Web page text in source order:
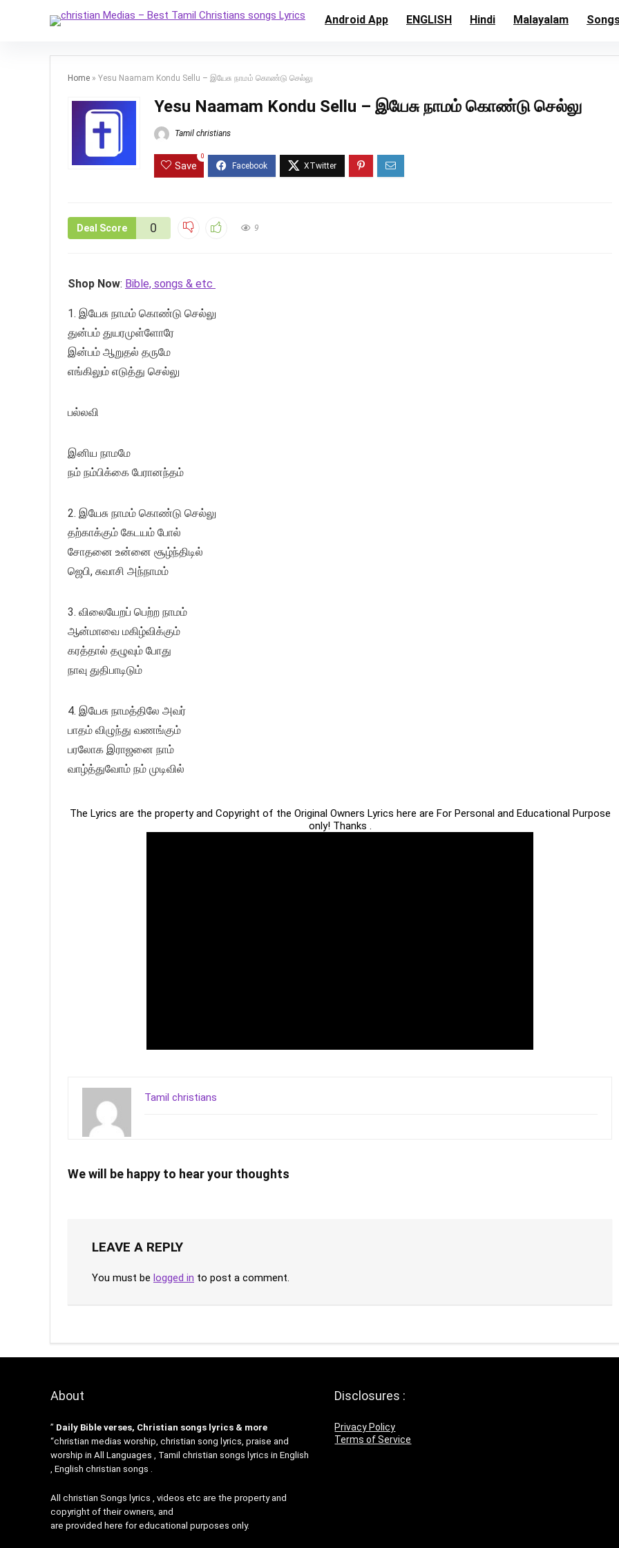
Android App ENGLISH Hindi Malayalam
Home » Yesu Naamam Kondu Sellu – இயேசு நாமம் கொண்டு செல்லு
Yesu Naamam Kondu Sellu – இயேசு நாமம் கொண்டு செல்லு
Tamil christians
Save
0
Deal Score 0 9
Shop Now: Bible, songs & etc
1. இயேசு நாமம் கொண்டு செல்லு
துன்பம் துயரமுள்ளோரே
இன்பம் ஆறுதல் தருமே
எங்கிலும் எடுத்து செல்லு
பல்லவி
இனிய நாமமே
நம் நம்பிக்கை பேரானந்தம்
2. இயேசு நாமம் கொண்டு செல்லு
தற்காக்கும் கேடயம் போல்
சோதனை உன்னை சூழ்ந்திடில்
ஜெபி, சுவாசி அந்நாமம்
3. விலையேறப் பெற்ற நாமம்
ஆன்மாவை மகிழ்விக்கும்
கரத்தால் தழுவும் போது
நாவு துதிபாடிடும்
4. இயேசு நாமத்திலே அவர்
பாதம் விழுந்து வணங்கும்
பரலோக இராஜனை நாம்
வாழ்த்துவோம் நம் முடிவில்
The Lyrics are the property and Copyright of the Original Owners Lyrics here are For Personal and Educational Purpose
only! Thanks .
Tamil christians
We will be happy to hear your thoughts
LEAVE A REPLY
You must be logged in to post a comment.
About
” Daily Bible verses, Christian songs lyrics & more
“christian medias worship, christian song lyrics, praise and
worship in All Languages , Tamil christian songs lyrics in English
, English christian songs .
All christian Songs lyrics , videos etc are the property and
copyright of their owners, and
are provided here for educational purposes only.
Disclosures :
Privacy Policy
Terms of Service